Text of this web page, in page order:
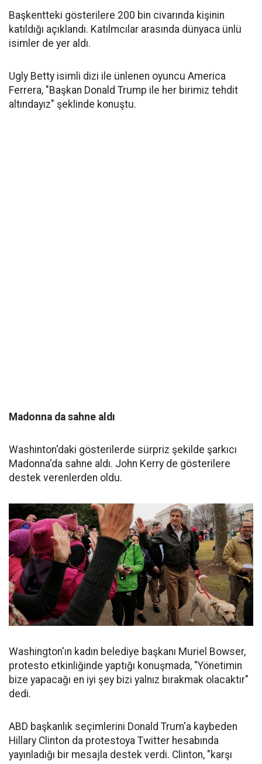
Başkentteki gösterilere 200 bin civarında kişinin
katıldığı açıklandı. Katılmcılar arasında dünyaca ünlü
isimler de yer aldı.
Ugly Betty isimli dizi ile ünlenen oyuncu America
Ferrera, "Başkan Donald Trump ile her birimiz tehdit
altındayız" şeklinde konuştu.
Madonna da sahne aldı
Washinton'daki gösterilerde sürpriz şekilde şarkıcı
Madonna'da sahne aldı. John Kerry de gösterilere
destek verenlerden oldu.
Washington'ın kadın belediye başkanı Muriel Bowser,
protesto etkinliğinde yaptığı konuşmada, "Yönetimin
bize yapacağı en iyi şey bizi yalnız bırakmak olacaktır"
dedi.
ABD başkanlık seçimlerini Donald Trum'a kaybeden
Hillary Clinton da protestoya Twitter hesabında
yayınladığı bir mesajla destek verdi. Clinton, "karşı